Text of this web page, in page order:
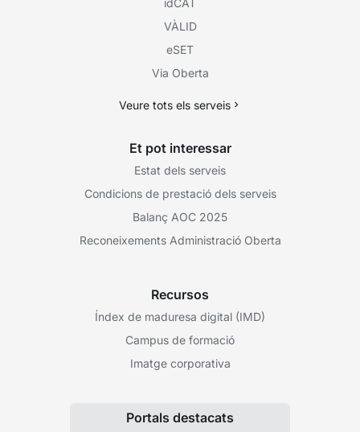
idCAT
VÀLID
eSET
Via Oberta
Veure tots els serveis
Et pot interessar
Estat dels serveis
Condicions de prestació dels serveis
Balanç AOC 2025
Reconeixements Administració Oberta
Recursos
Índex de maduresa digital (IMD)
Campus de formació
Imatge corporativa
Portals destacats